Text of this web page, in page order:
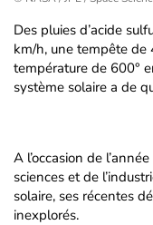
Des pluies d’acide
km/h, une tempête
température de 600°
système solaire a de
A l’occasion de
sciences et de
solaire, ses récentes
inexplorés.